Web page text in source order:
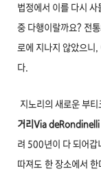
법정에서 이를 다시 사
중 다행이랄까요? 전
로에 지 나지 않았으니,
다.
지노리의 새로운 부
거리Via deRondinelli
려 500년이 다 되어갑
따져도 한 장소에서 한